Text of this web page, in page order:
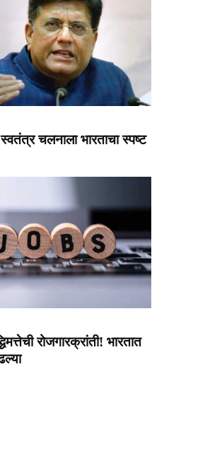
चलनाला भारताचा स्पष्ट
रोजगारक्रांती! भारतात